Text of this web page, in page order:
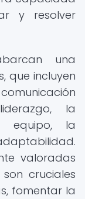
y resolver
una
que incluyen
la
equipo, la
valoradas
cruciales
fomentar la